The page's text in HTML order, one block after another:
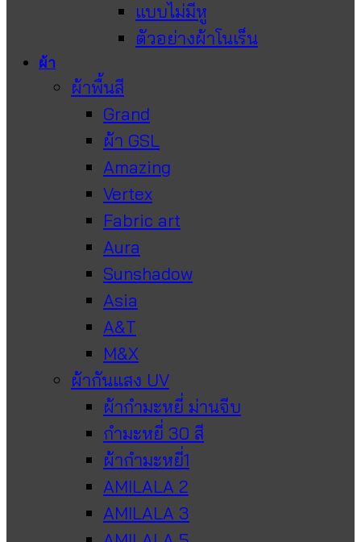
แบบไม่มีหู
ตัวอย่างผ้าโนเร็น
ผ้า
ผ้าพื้นสี
Grand
ผ้า GSL
Amazing
Vertex
Fabric art
Aura
Sunshadow
Asia
A&T
M&X
ผ้ากันแสง UV
ผ้ากำมะหยี่ ม่านจีบ
กำมะหยี่ 30 สี
ผ้ากำมะหยี่1
AMILALA 2
AMILALA 3